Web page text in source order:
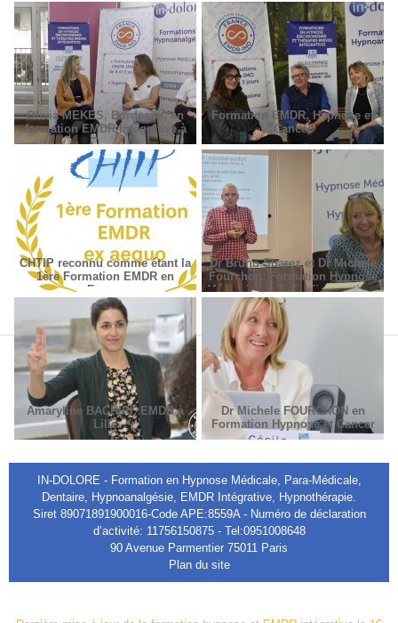
Olivia MEKES, Bordeaux, en
formation EMDR Intégrative à
Paris
Formation EMDR, Hypnose et
Cancer
CHTIP reconnu comme étant la
1ère Formation EMDR en
France
Dr Bruno Suarez et Dr Michèle
Fourchon: Formation Hypnose
Médicale en Radiodiagnostic et
Radiothérapie.
Amaryline BACHIRI, EMDR à
Lille
Dr Michele FOURCHON en
Formation Hypnose et Cancer
IN-DOLORE - Formation en Hypnose Médicale, Para-Médicale,
Dentaire, Hypnoanalgésie, EMDR Intégrative, Hypnothérapie.
Siret 89071891900016-Code APE:8559A - Numéro de déclaration
d’activité: 11756150875 - Tel:0951008648
90 Avenue Parmentier 75011 Paris
Plan du site